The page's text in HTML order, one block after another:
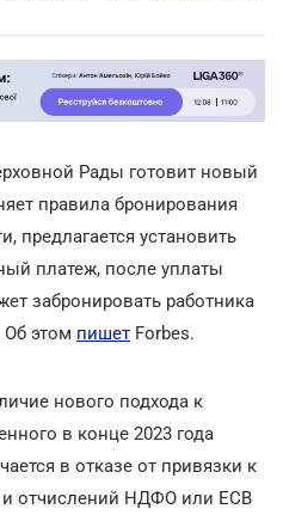
Рады готовит новый
правила бронирования
предлагается установить
платеж, после уплаты
забронировать работника
этом пишет Forbes.
нового подхода к
в конце 2023 года
в отказе от привязки к
и отчислений НДФО или ЕСВ